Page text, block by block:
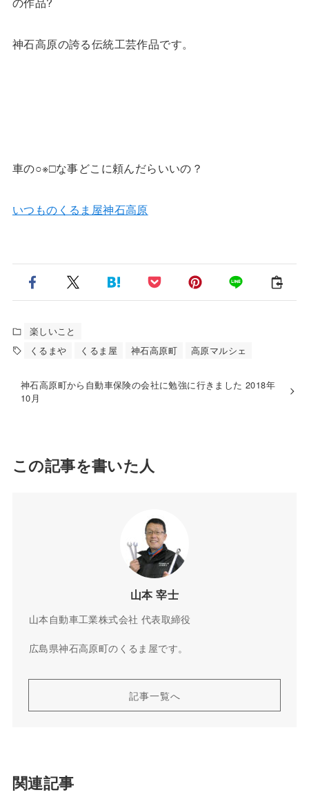
神石高原の誇る伝統工芸作品です。
車の○※□な事どこに頼んだらいいの？
いつものくるま屋神石高原
楽しいこと
くるまや
くるま屋 神石高原町 高原マルシェ
神石高原町から自動車保険の会社に勉強に行きました 2018年
10月
この記事を書いた人
山本 宰士
山本自動車工業株式会社 代表取締役
広島県神石高原町のくるま屋です。
記事一覧へ
関連記事